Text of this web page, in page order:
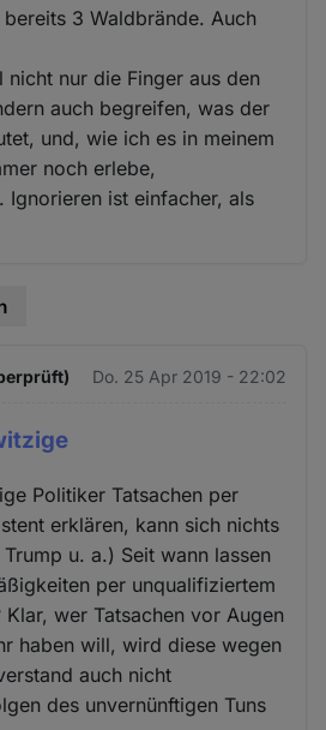
3 Waldbrände. Auch
nicht nur die Finger aus den
auch begreifen, was der
und, wie ich es in meinem
noch erlebe,
ist einfacher, als
Do. 25 Apr 2019 - 22:02
Politiker Tatsachen per
erklären, kann sich nichts
u. a.) Seit wann lassen
per unqualifiziertem
Klar, wer Tatsachen vor Augen
haben will, wird diese wegen
auch nicht
des unvernünftigen Tuns